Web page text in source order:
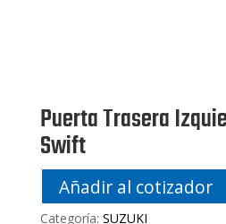
Puerta Trasera
Swift
Añadir al cotizador
Categoría: SUZUKI